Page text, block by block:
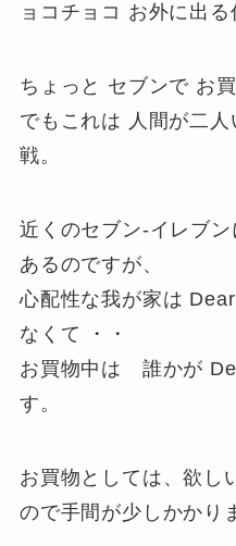
ョコチョコ お外に出る
ちょっと セブンで お
でもこれは 人間が二
戦。
近くのセブン-イレブ
あるのですが、
心配性な我が家は
なくて ・・
お買物中は 誰かが
す。
お買物としては、欲し
ので手間が少しかかり